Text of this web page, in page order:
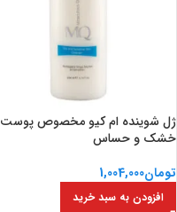
ژل شوینده ام کیو مخصوص پوست
خشک و حساس
تومان1,004,000
افزودن به سبد خرید